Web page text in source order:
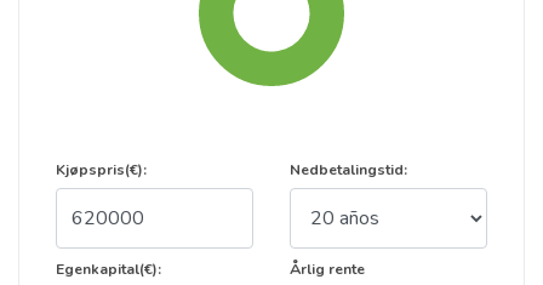
Kjøpspris(€):
Egenkapital(€):
Nedbetalingstid:
Årlig rente